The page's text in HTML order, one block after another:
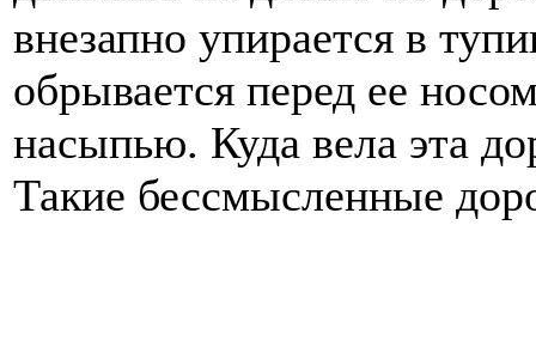
внезапно упирается в
обрывается перед ее
насыпью. Куда вела эта
Такие бессмысленные